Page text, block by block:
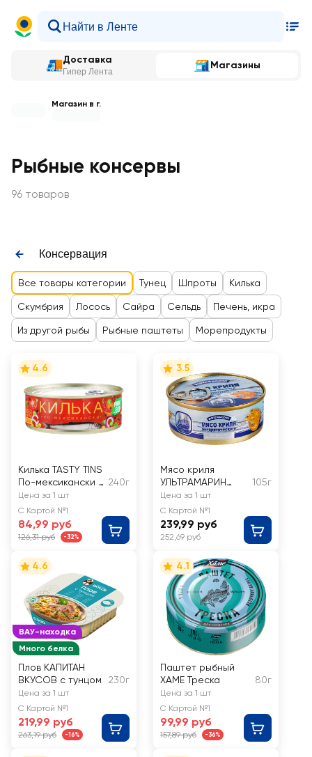
Доставка
Гипер Лента
Магазины
Магазин в г.
Рыбные консервы
96 товаров
Консервация
Все товары категории Тунец Шпроты Килька
Скумбрия Лосось Сайра Сельдь Печень, икра
Из другой рыбы Рыбные паштеты Морепродукты
4.6
Килька TASTY TINS
По-мексикански в
томатном соусе
240г
Цена за 1 шт
С Картой №1
84,99 руб
126,31 руб -32%
3.5
Мясо криля
УЛЬТРАМАРИН
натуральное
105г
Цена за 1 шт
С Картой №1
239,99 руб
252,69 руб
ВАУ-находка
Много белка
4.6
Плов КАПИТАН
ВКУСОВ с тунцом
230г
Цена за 1 шт
С Картой №1
219,99 руб
263,19 руб -16%
4.1
Паштет рыбный
ХАМЕ Треска
80г
Цена за 1 шт
С Картой №1
99,99 руб
157,89 руб -36%